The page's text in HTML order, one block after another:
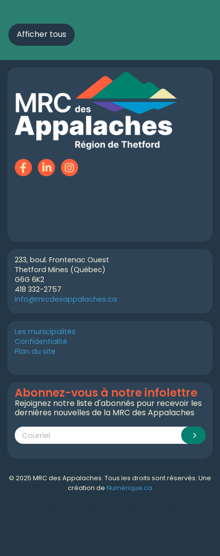
Afficher tous
233, boul. Frontenac Ouest
Thetford Mines (Québec)
G6G 6K2
418 332-2757
info@mrcdesappalaches.ca
Les municipalités
Confidentialité
Plan du site
Abonnez-vous à notre infolettre
Rejoignez notre liste d'abonnés pour recevoir les
dernières nouvelles de la MRC des Appalaches
© 2025 MRC des Appalaches. Tous les droits sont réservés. Une
création de Numérique.ca